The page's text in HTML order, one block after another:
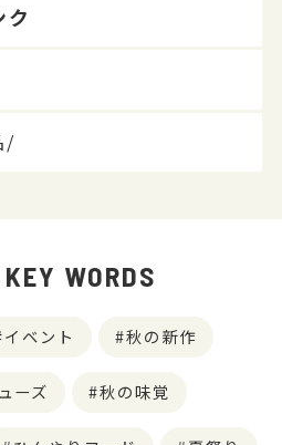
ク
/
WORDS
イベント 秋の新作
ーズ 秋の味覚